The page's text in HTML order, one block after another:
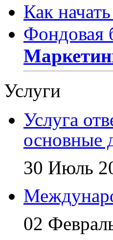
Как
Фондовая
Услуги
Услуга
основные
30 Июль
02